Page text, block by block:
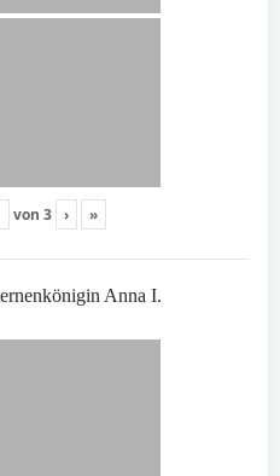
von 3 › »
Anna I.